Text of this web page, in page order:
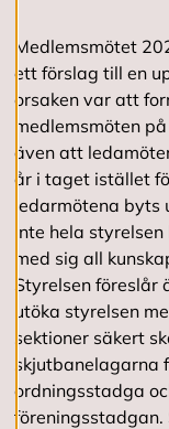
cookies.
R
e
d
i
g
e
r
a
c
o
o
k
i
e
s
Medlemsmötet
ett förslag till en
orsaken var att
medlemsmöten
även att
år i taget istället
ledarmötena
inte hela
med sig all
Styrelsen föreslår
utöka styrelsen
sektioner säkert
skjutbanelagarna
ordningsstadga